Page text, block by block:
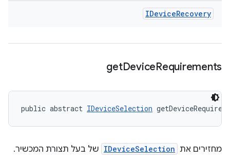
IDeviceRecovery
getDeviceRequirements
public abstract IDeviceSelection
מחזירים את IDeviceSelection של בעל תצורת המכשיר.